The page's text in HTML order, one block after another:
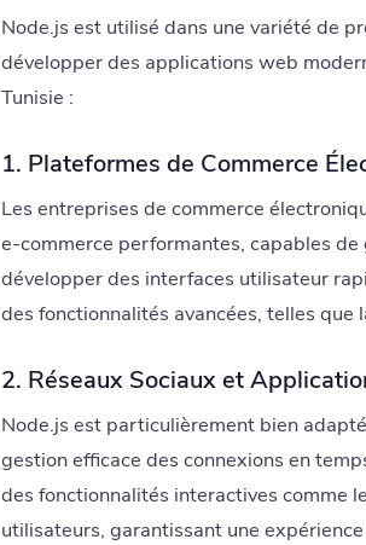
Node.js est utilisé dans une variété de
développer des applications web
Tunisie :
1. Plateformes de Commerce
Les entreprises de commerce
e-commerce performantes, capables
développer des interfaces utilisateur
des fonctionnalités avancées, telles que
2. Réseaux Sociaux et
Node.js est particulièrement bien
gestion efficace des connexions en
des fonctionnalités interactives comme
utilisateurs, garantissant une